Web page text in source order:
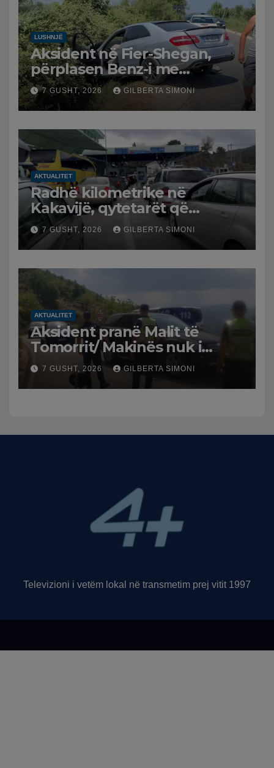
LUSHNJË
Aksident në Fier-Shegan,
përplasen Benz-i me
furgonin, plagoset një i
moshuar
7 GUSHT, 2026 GILBERTA SIMONI
AKTUALITET
Radhë kilometrike në
Kakavijë, qytetarët që
kthehen në Shqipëri
bllokohen në temperatura të
larta, pala greke punon me
ritme të ngadalta
7 GUSHT, 2026 GILBERTA SIMONI
AKTUALITET
Aksident pranë Malit të
Tomorrit/ Makinës nuk i
punuan frenat dhe doli nga
rruga, plagosen 7 persona,
dy në gjendje të rëndë te
7 GUSHT, 2026 GILBERTA SIMONI
Televizioni i vetëm lokal në transmetim prej vitit 1997